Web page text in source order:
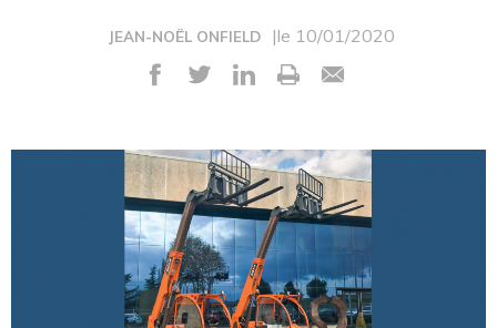
JEAN-NOËL ONFIELD |le 10/01/2020